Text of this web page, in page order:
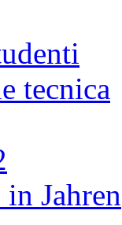
tecnica
Jahren